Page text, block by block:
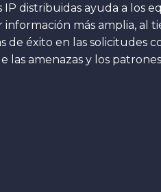
IP distribuidas ayuda a los
más amplia, al
de éxito en las solicitudes
las amenazas y los